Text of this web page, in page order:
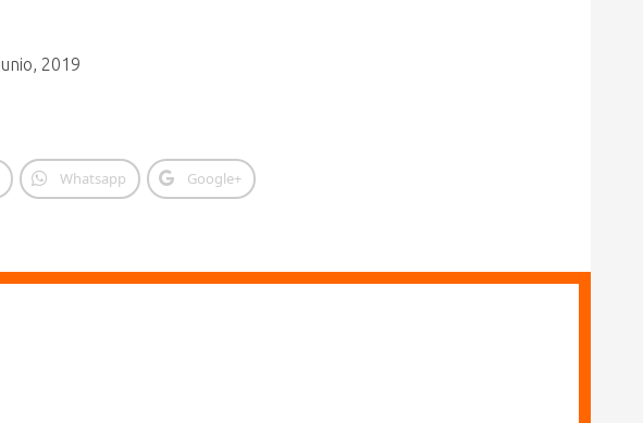
2019
Whatsapp Google+